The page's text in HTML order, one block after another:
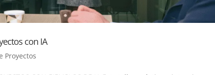
con IA
Proyectos